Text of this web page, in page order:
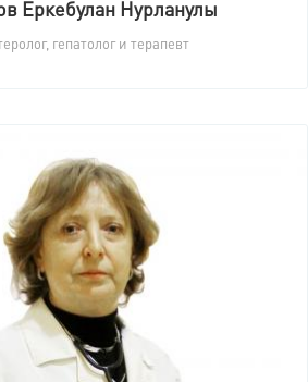
Еркебулан Нурланулы
гепатолог и терапевт